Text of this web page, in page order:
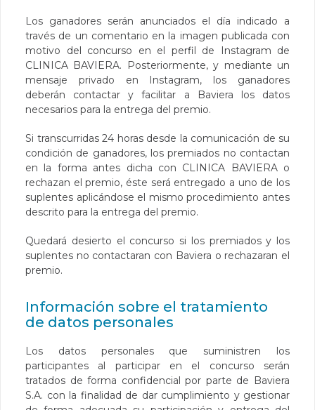
Los ganadores serán anunciados el día indicado a
través de un comentario en la imagen publicada con
motivo del concurso en el perfil de Instagram de
CLINICA BAVIERA. Posteriormente, y mediante un
mensaje privado en Instagram, los ganadores
deberán contactar y facilitar a Baviera los datos
necesarios para la entrega del premio.
Si transcurridas 24 horas desde la comunicación de su
condición de ganadores, los premiados no contactan
en la forma antes dicha con CLINICA BAVIERA o
rechazan el premio, éste será entregado a uno de los
suplentes aplicándose el mismo procedimiento antes
descrito para la entrega del premio.
Quedará desierto el concurso si los premiados y los
suplentes no contactaran con Baviera o rechazaran el
premio.
Información sobre el tratamiento
de datos personales
Los datos personales que suministren los
participantes al participar en el concurso serán
tratados de forma confidencial por parte de Baviera
S.A. con la finalidad de dar cumplimiento y gestionar